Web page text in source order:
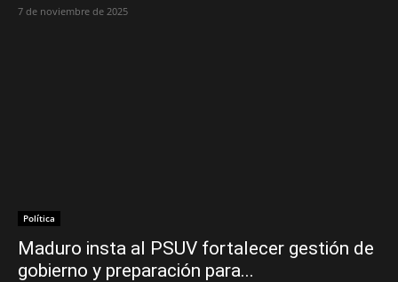
7 de noviembre de 2025
Política
Maduro insta al PSUV fortalecer gestión de
gobierno y preparación para...